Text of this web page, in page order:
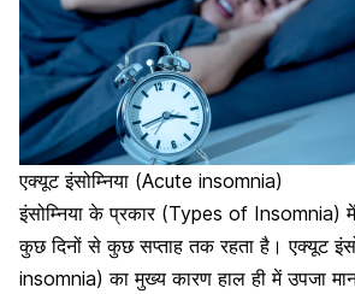
एक्यूट इंसोम्निया (Acute insomnia)
इंसोम्निया के प्रकार (Types of Insomnia)
कुछ दिनों से कुछ सप्ताह तक रहता है। एक्यूट
insomnia) का मुख्य कारण हाल ही में उपजा